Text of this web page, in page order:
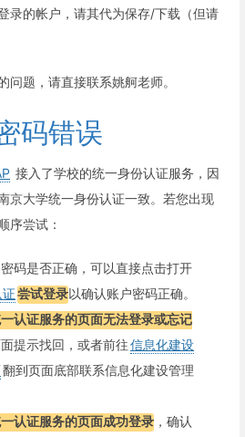
录的帐户，请其代为保存/下载（但请
问题，请直接联系姚舸老师。
码错误
接入了学校的统一身份认证服务，因
京大学统一身份认证一致。若您出现
序尝试：
码是否正确，可以直接点击打开
尝试登录以确认账户密码正确。
认证服务的页面无法登录或忘记
面提示找回，或者前往信息化建设
翻到页面底部联系信息化建设管理
认证服务的页面成功登录 ，确认